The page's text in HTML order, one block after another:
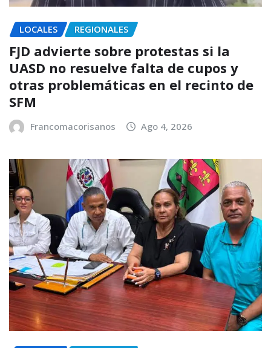
LOCALES REGIONALES
FJD advierte sobre protestas si la
UASD no resuelve falta de cupos y
otras problemáticas en el recinto de
SFM
Francomacorisanos Ago 4, 2026